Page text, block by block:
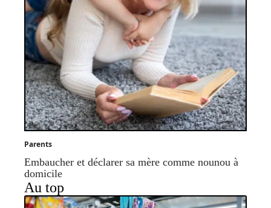
Parents
Embaucher et déclarer sa mère comme nounou à
domicile
Au top